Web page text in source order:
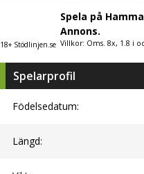
18+ Stödlinjen.se
Spela på
Annons.
Villkor: Oms. 8x, 1.8 i
Spelarprofil
Födelsedatum:
Längd: